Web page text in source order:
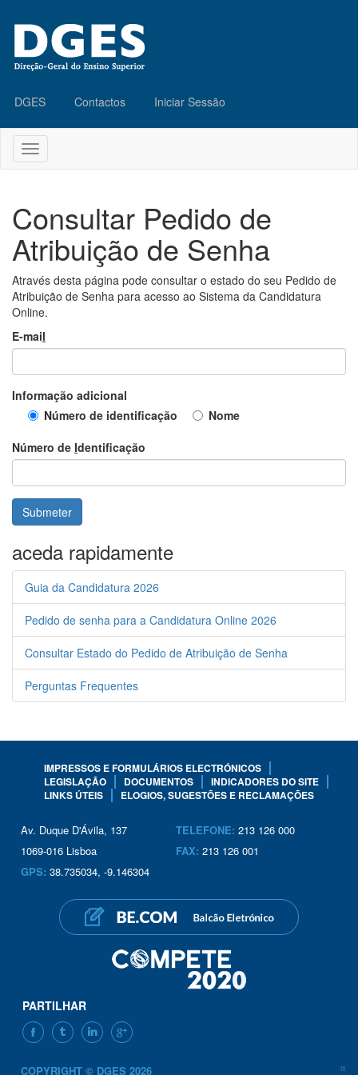
para
conteúdo
DGES Contactos Iniciar Sessão
Apresentar/Esconder
menu
Consultar Pedido de
Atribuição de Senha
Através desta página pode consultar o estado do seu Pedido de
Atribuição de Senha para acesso ao Sistema da Candidatura
Online.
E-mail
Informação adicional
Número de identificação
Nome
Número de Identificação
aceda rapidamente
Guia da Candidatura 2026
Pedido de senha para a Candidatura Online 2026
Consultar Estado do Pedido de Atribuição de Senha
Perguntas Frequentes
IMPRESSOS E FORMULÁRIOS ELECTRÓNICOS
LEGISLAÇÃO
DOCUMENTOS
INDICADORES DO SITE
LINKS ÚTEIS
ELOGIOS, SUGESTÕES E RECLAMAÇÕES
Av. Duque D'Ávila, 137
1069-016 Lisboa
GPS: 38.735034, -9.146304
TELEFONE: 213 126 000
FAX: 213 126 001
PARTILHAR
FACEBOOK
TWITTERLINKEDINGOOGLE+
COPYRIGHT © DGES 2026 III